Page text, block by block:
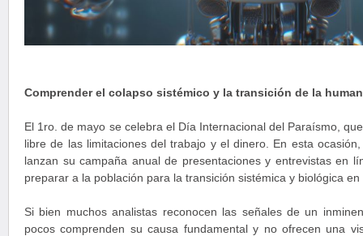
Comprender el colapso sistémico y la transición de la
El 1ro. de mayo se celebra el Día Internacional del Paraísmo,
libre de las limitaciones del trabajo y el dinero. En esta
lanzan su campaña anual de presentaciones y entrevistas en
preparar a la población para la transición sistémica y biológica en
Si bien muchos analistas reconocen las señales de un
pocos comprenden su causa fundamental y no ofrecen una